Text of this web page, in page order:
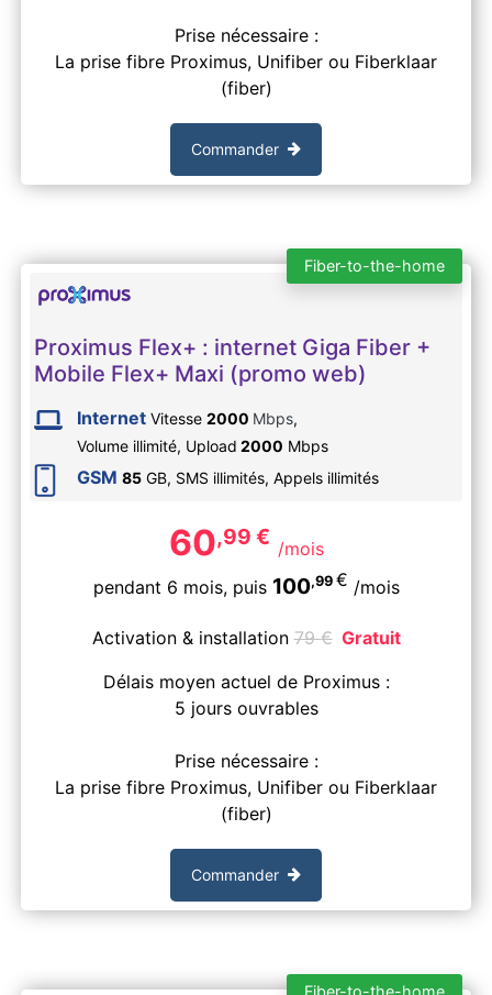
Prise nécessaire :
La prise fibre Proximus, Unifiber ou Fiberklaar
(fiber)
Commander
Fiber-to-the-home
Proximus Flex+ : internet Giga Fiber +
Mobile Flex+ Maxi (promo web)
Internet Vitesse 2000 Mbps,
Volume illimité, Upload 2000 Mbps
GSM 85 GB, SMS illimités, Appels illimités
60,99 € /mois
pendant 6 mois, puis 100,99 € /mois
Activation & installation79€ Gratuit
Délais moyen actuel de Proximus :
5 jours ouvrables
Prise nécessaire :
La prise fibre Proximus, Unifiber ou Fiberklaar
(fiber)
Commander
Fiber-to-the-home